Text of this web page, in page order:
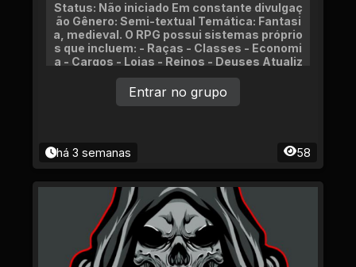
Status: Não iniciado Em constante divulgaç
ão Gênero: Semi-textual Temática: Fantasi
a, medieval. O RPG possui sistemas próprio
s que incluem: - Raças - Classes - Economi
a - Cargos - Lojas - Reinos - Deuses Atualiz
ações constantes.
há 3 semanas 58
Entrar no grupo